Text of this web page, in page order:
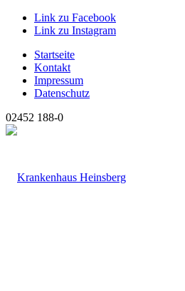
Link zu Facebook
Link zu Instagram
Startseite
Kontakt
Impressum
Datenschutz
02452 188-0